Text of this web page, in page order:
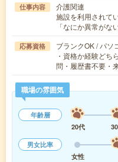
仕事内容
介護関連
施設を利用されて
「なにか異常が
応募資格
ブランクOK / パソ
・資格か経験どち
問・履歴書不要・
職場の雰囲気
年齢層
20代
男女比率
女性